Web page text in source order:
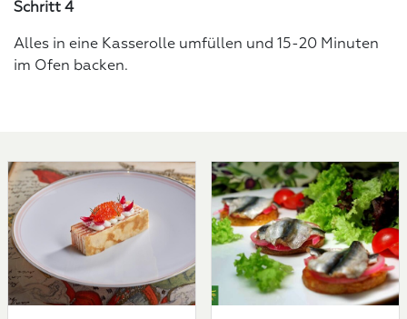
Schritt 4
Alles in eine Kasserolle umfüllen und 15-20 Minuten
im Ofen backen.